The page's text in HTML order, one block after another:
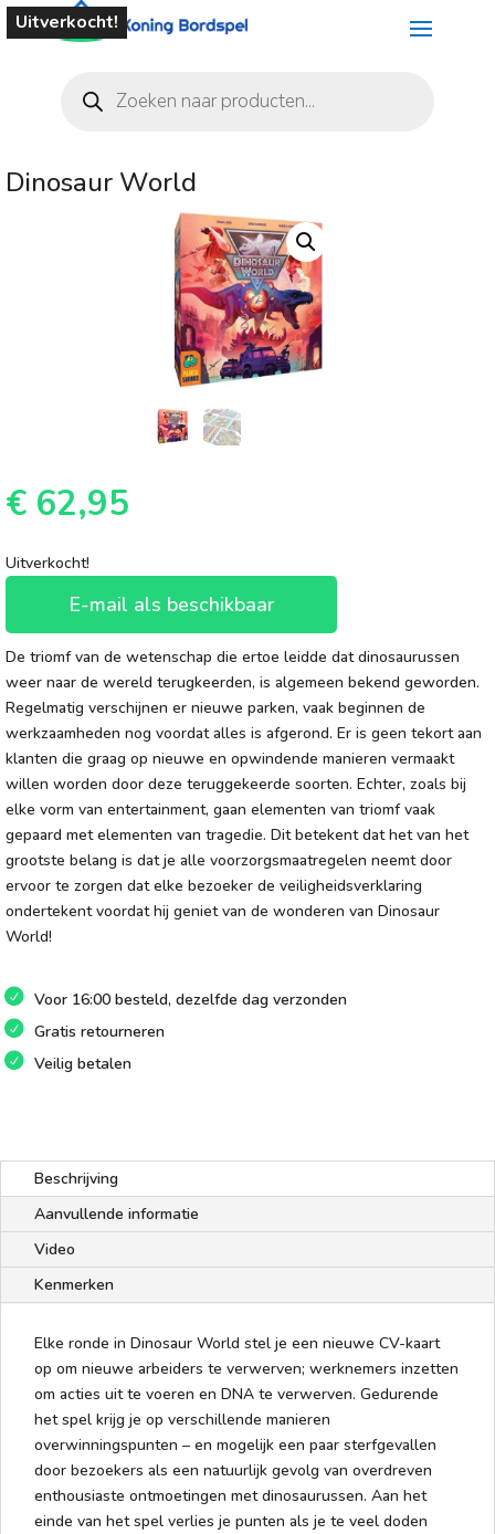
zoeken
Uitverkocht!
Dinosaur World
€ 62,95
Uitverkocht!
E-mail als beschikbaar
De triomf van de wetenschap die ertoe leidde dat dinosaurussen
weer naar de wereld terugkeerden, is algemeen bekend geworden.
Regelmatig verschijnen er nieuwe parken, vaak beginnen de
werkzaamheden nog voordat alles is afgerond. Er is geen tekort aan
klanten die graag op nieuwe en opwindende manieren vermaakt
willen worden door deze teruggekeerde soorten. Echter, zoals bij
elke vorm van entertainment, gaan elementen van triomf vaak
gepaard met elementen van tragedie. Dit betekent dat het van het
grootste belang is dat je alle voorzorgsmaatregelen neemt door
ervoor te zorgen dat elke bezoeker de veiligheidsverklaring
ondertekent voordat hij geniet van de wonderen van Dinosaur
World!
Voor 16:00 besteld, dezelfde dag verzonden
Gratis retourneren
Veilig betalen
Beschrijving
Aanvullende informatie
Video
Kenmerken
Elke ronde in Dinosaur World stel je een nieuwe CV-kaart
op om nieuwe arbeiders te verwerven; werknemers inzetten
om acties uit te voeren en DNA te verwerven. Gedurende
het spel krijg je op verschillende manieren
overwinningspunten – en mogelijk een paar sterfgevallen
door bezoekers als een natuurlijk gevolg van overdreven
enthousiaste ontmoetingen met dinosaurussen. Aan het
einde van het spel verlies je punten als je te veel doden